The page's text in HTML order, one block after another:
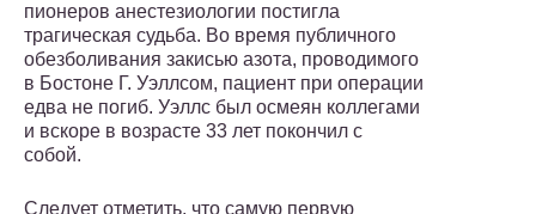
пионеров анестезиологии постигла
трагическая судьба. Во время публичного
обезболивания закисью азота, проводимого
в Бостоне Г. Уэллсом, пациент при операции
едва не погиб. Уэллс был осмеян коллегами
и вскоре в возрасте 33 лет покончил с
собой.
Следует отметить, что самую первую